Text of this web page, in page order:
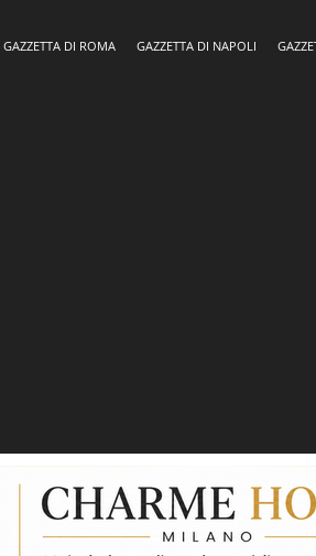
GAZZETTA DI ROMA GAZZETTA DI NAPOLI